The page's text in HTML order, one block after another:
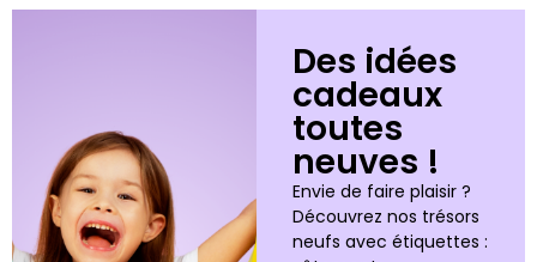
Des idées
cadeaux
toutes
neuves !
Envie de faire plaisir ?
Découvrez nos trésors
neufs avec étiquettes :